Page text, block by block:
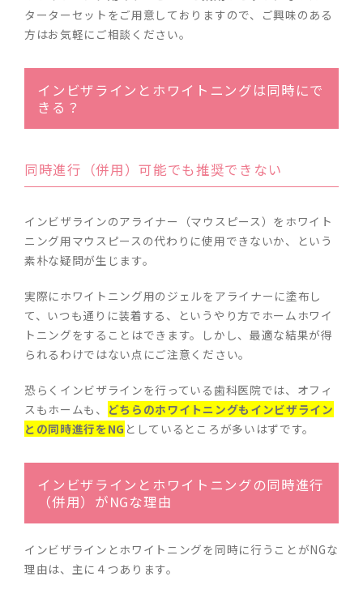
ターターセットをご用意しておりますので、ご興味のある
方はお気軽にご相談ください。
インビザラインとホワイトニングは同時にで
きる？
同時進行（併用）可能でも推奨できない
インビザラインのアライナー（マウスピース）をホワイト
ニング用マウスピースの代わりに使用できないか、という
素朴な疑問が生じます。
実際にホワイトニング用のジェルをアライナーに塗布し
て、いつも通りに装着する、というやり方でホームホワイ
トニングをすることはできます。しかし、最適な結果が得
られるわけではない点にご注意ください。
恐らくインビザラインを行っている歯科医院では、オフィ
スもホームも、 どちらのホワイトニングもインビザライン
との同時進行をNG としているところが多いはずです。
インビザラインとホワイトニングの同時進行
（併用）がNGな理由
インビザラインとホワイトニングを同時に行うことがNGな
理由は、主に４つあります。